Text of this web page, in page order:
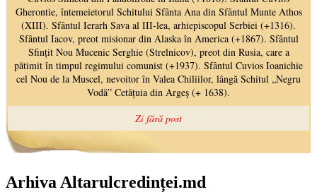
Arhiva Altarulcredinței.md